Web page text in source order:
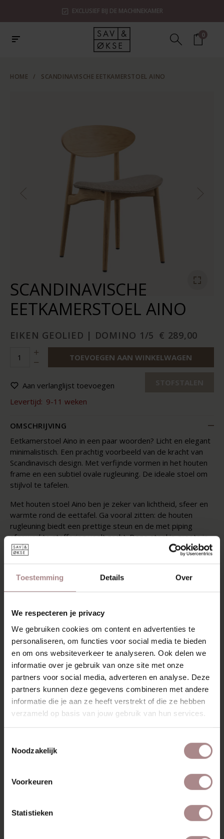
Toestemming Details Over
We respecteren je privacy
We gebruiken cookies om content en advertenties te
personaliseren, om functies voor social media te bieden
en om ons websiteverkeer te analyseren. Ook delen we
informatie over je gebruik van onze site met onze
partners voor social media, adverteren en analyse. Deze
partners kunnen deze gegevens combineren met andere
informatie die je aan ze heeft verstrekt of die ze hebben
verzameld op basis van jouw gebruik van hun services.
Noodzakelijk
Voorkeuren
Statistieken
EXCLUSIEF BIJ DE MACHINEKAMER
0
HOME / SCANDINAVISCHE EETKAMERSTOEL AINO
SCANDINAVISCHE
EETKAMERSTOEL AINO
EIKEN GEOLIED | DOMINO 1/5 € 289,00
TOEVOEGEN AAN WINKELWAGEN
Aan verlanglijst toevoegen
Levertijd: 9-11 weken
OMSCHRIJVING
Eetkamerstoel Aino in een paar woorden? Licht en elegant
minimalistisch. Een prachtig voorbeeld van de kracht van
Scandinavisch design. Met verfijnde vormen in het houten
frame en een subtiel ovale rugleuning. De ideale stoel om
stijlvol te tafelen.
Met houten stoel Aino ben je zeker van lichtheid, sfeer en
warmte rond de eettafel. Ga vooral zitten: de houten
rugleuning biedt een prettige steun en de met piping
afgewerkte stoffering voelt zacht. Deze stoel is groots in
verfijning en subtiele details. Simpelweg een plaatje.
STOFSTALEN BESTELLEN
AFMETINGEN & STOFFEN
ZAKELIJK
MISSCHIEN VIND JE DIT
OOK MOOI